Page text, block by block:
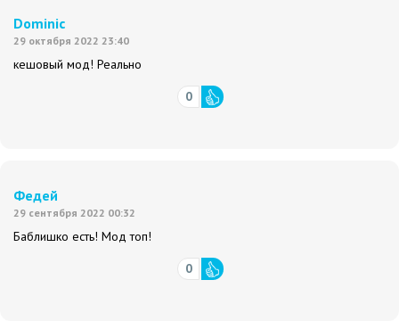
Dominic
29 октября 2022 23:40
кешовый мод! Реально
0
Федей
29 сентября 2022 00:32
Баблишко есть! Мод топ!
0